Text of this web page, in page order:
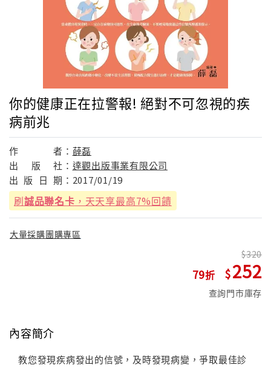
你的健康正在拉警報! 絕對不可忽視的疾
病前兆
作 者： 薛磊
出
版 社： 達觀出版事業有限公司
出 版 日 期： 2017/01/19
刷誠品聯名卡 ，天天享最高7%回饋
大量採購團購專區
79
320
252
查詢門市庫存
內容簡介
教您發現疾病發出的信號，及時發現病變，爭取最佳診